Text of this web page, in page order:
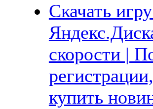
Скачать
скорости |
купить